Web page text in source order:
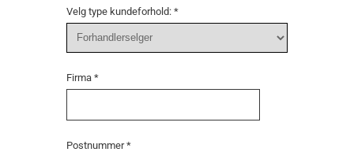
Velg type kundeforhold: *
Firma *
Postnummer*